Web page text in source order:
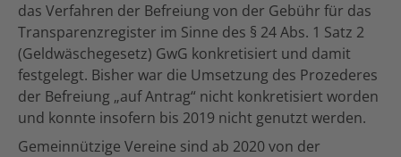
das Verfahren der Befreiung von der Gebühr für das
Transparenzregister im Sinne des § 24 Abs. 1 Satz 2
(Geldwäschegesetz) GwG konkretisiert und damit
festgelegt. Bisher war die Umsetzung des Prozederes
der Befreiung „auf Antrag“ nicht konkretisiert worden
und konnte insofern bis 2019 nicht genutzt werden.
Gemeinnützige Vereine sind ab 2020 von der